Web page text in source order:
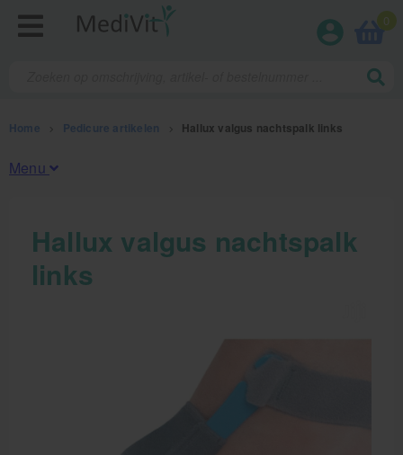
0
Home Pedicure artikelen Hallux valgus nachtspalk links
Menu
Fysiotherapieproducten
Verbruiksmaterialen
Hallux valgus nachtspalk
links